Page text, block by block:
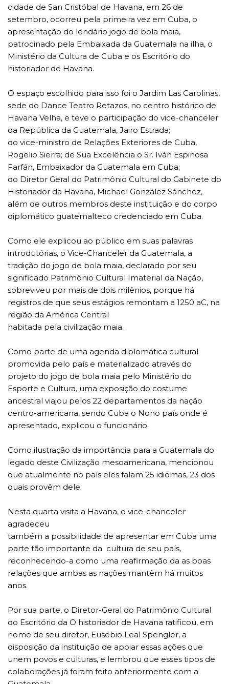
cidade de San Cristóbal de Havana, em 26 de
setembro, ocorreu pela primeira vez em Cuba, o
apresentação do lendário jogo de bola maia,
patrocinado pela Embaixada da Guatemala na ilha, o
Ministério da Cultura de Cuba e os Escritório do
historiador de Havana.
O espaço escolhido para isso foi o Jardim Las Carolinas,
sede do Dance Teatro Retazos, no centro histórico de
Havana Velha, e teve o participação do vice-chanceler
da República da Guatemala, Jairo Estrada;
do vice-ministro de Relações Exteriores de Cuba,
Rogelio Sierra; de Sua Excelência o Sr. Iván Espinosa
Farfán, Embaixador da Guatemala em Cuba;
do Diretor Geral do Patrimônio Cultural do Gabinete do
Historiador da Havana, Michael González Sánchez,
além de outros membros deste instituição e do corpo
diplomático guatemalteco credenciado em Cuba.
Como ele explicou ao público em suas palavras
introdutórias, o Vice-Chanceler da Guatemala, a
tradição do jogo de bola maia, declarado por seu
significado Patrimônio Cultural Imaterial da Nação,
sobreviveu por mais de dois milênios, porque há
registros de que seus estágios remontam a 1250 aC, na
região da América Central
habitada pela civilização maia.
Como parte de uma agenda diplomática cultural
promovida pelo país e materializado através do
projeto do jogo de bola maia pelo Ministério do
Esporte e Cultura, uma exposição do costume
ancestral viajou pelos 22 departamentos da nação
centro-americana, sendo Cuba o Nono país onde é
apresentado, explicou o funcionário.
Como ilustração da importância para a Guatemala do
legado deste Civilização mesoamericana, mencionou
que atualmente no país eles falam 25 idiomas, 23 dos
quais provêm dele.
Nesta quarta visita a Havana, o vice-chanceler
agradeceu
também a possibilidade de apresentar em Cuba uma
parte tão importante da cultura de seu país,
reconhecendo-a como uma reafirmação da as boas
relações que ambas as nações mantêm há muitos
anos.
Por sua parte, o Diretor-Geral do Patrimônio Cultural
do Escritório da O historiador de Havana ratificou, em
nome de seu diretor, Eusebio Leal Spengler, a
disposição da instituição de apoiar essas ações que
unem povos e culturas, e lembrou que esses tipos de
colaborações já foram feito anteriormente com a